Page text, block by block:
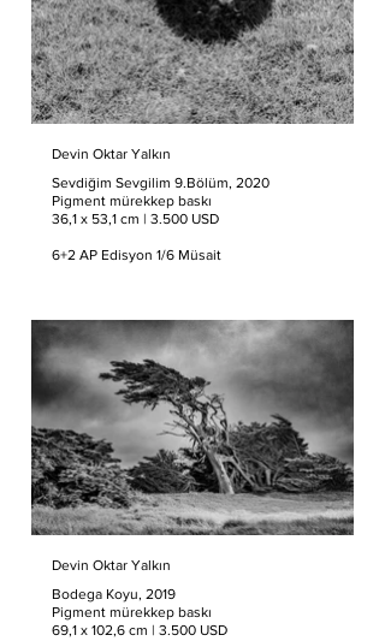
Devin Oktar Yalkın
Sevdiğim Sevgilim 9.Bölüm, 2020
Pigment mürekkep baskı
36,1 x 53,1 cm | 3.500 USD
6+2 AP Edisyon 1/6 Müsait
Devin Oktar Yalkın
Bodega Koyu, 2019
Pigment mürekkep baskı
69,1 x 102,6 cm | 3.500 USD